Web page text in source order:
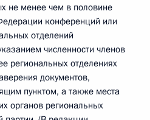
не менее чем в половине
конференций или
отделений
численности членов
региональных отделениях
документов,
пунктом, а также места
органов региональных